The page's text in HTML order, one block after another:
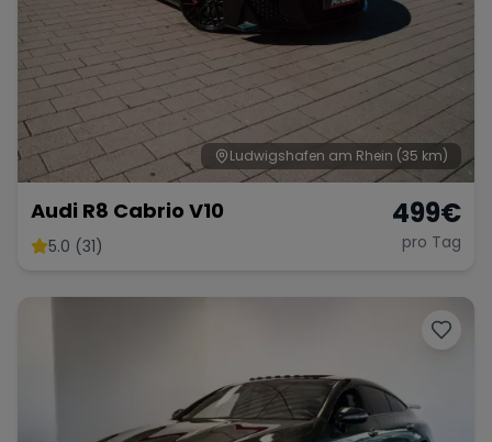
Ludwigshafen am Rhein (35 km)
Audi R8 Cabrio V10
5.0 (31)
499€
pro Tag